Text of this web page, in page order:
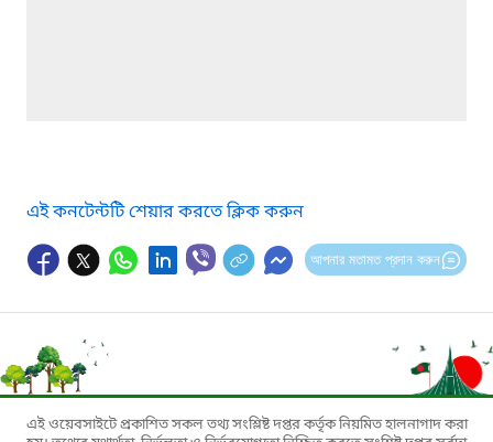
এই কনটেন্টটি শেয়ার করতে ক্লিক করুন
আপনার মতামত প্রদান করুন
এই ওয়েবসাইটে প্রকাশিত সকল তথ্য সংশ্লিষ্ট দপ্তর কর্তৃক নিয়মিত হালনাগাদ করা